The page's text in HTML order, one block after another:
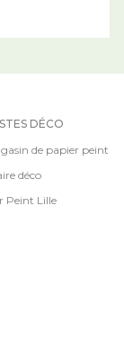
DÉCO
de papier peint
déco
Peint Lille